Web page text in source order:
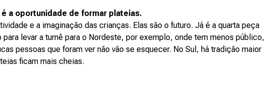
a oportunidade de formar plateias.
e a imaginação das crianças. Elas são o futuro. Já é a quarta peça
levar a turnê para o Nordeste, por exemplo, onde tem menos público,
pessoas que foram ver não vão se esquecer. No Sul, há tradição maior
ficam mais cheias.